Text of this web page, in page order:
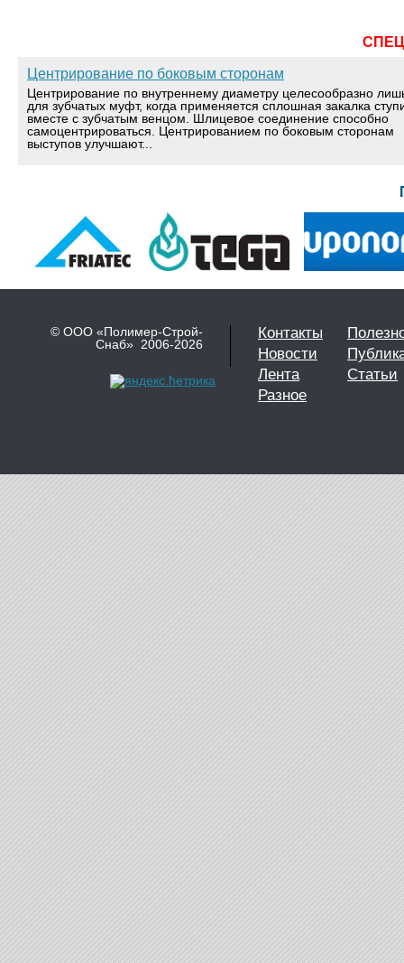
Центрирование по боковым сторонам
Центрирование по внутреннему диаметру целесообразно
для зубчатых муфт, когда применяется сплошная закалка
вместе с зубчатым венцом. Шлицевое соединение способно
самоцентрироваться. Центрированием по боковым сторонам
выступов улучшают...
© ООО «Полимер-Строй-
Снаб» 2006-2026
Контакты
Новости
Лента
Статьи
Разное